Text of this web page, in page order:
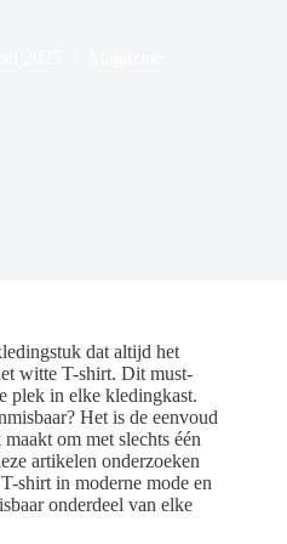
dat altijd het
witte T-shirt. Dit must-
plek in elke kledingkast.
Het is de eenvoud
om met slechts één
artikelen onderzoeken
shirt in moderne mode en
onderdeel van elke